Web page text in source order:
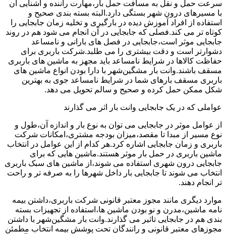
سرعت حمل و نقل به مسافت حمل بار،مهارت راننده و آشنایی آن
با مسیرهای درون شهر بستگی دارد.البته بسته بندی صحیح و
استفاده از افراد آموزش دیده در بارگیری و تخلیه زمان جابجایی را
کوتاه تر می کند.فصلی که جابجایی در آن انجام می شود هم در روند
جابجایی موثر است،جابجایی در فصل های بارانی و نامساعد
دشوارتر است و دقت بیشتری را می طلبد.شرکت باربری برای
حفاظت کالاها در شرایط نامساعد باید مجهز به ماشین های باربری
مسقف باشند.وانت بار مشگین‌شهر با دارا بودن انواع ماشین های
باربری مسقف بارهای شما در شرایط نامساعد جوی به بهترین
شکل ممکن حمل کرده و صحیح و سالم تحویل می دهد.
عواملی که در یک جابجایی وانت بار اثر می گذارند
از عوامل موثر در جابجایی می توان به نوع بار و اندازه آن،طول و
نوع مسیر از مبدا تا مقصد،میزان بودجه مشتری،امکانات شرکت
باربری و زمان جابجایی اشاره کرد.هر کدام از این عوامل در انتخاب
ماشین باربری در حمل بار موثر هستند.ماشین هایی که برای
جابجایی درون شهری استفاده می شوند،از ماشین های سبک باربری
انتخاب می شوند تا جابجایی بار داخل شهرها را به صرفه تر و راحت
تر انجام دهند.
موارد دیگری مانند مجوز معتبر قانونی شرکت باربری،داشتن بیمه
نامه ماشین،مدرن و نو بودن ماشین ها،استفاده از تجهیزات بسته
بندی هم در جابجایی تاثیر می گذارند.وانت بار مشگین‌شهر با داشتن
مجوزهای معتبر قانونی و رانندگان تحت پوشش بیمه انتخاب مطمئن